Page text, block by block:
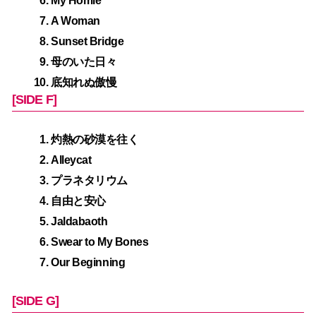
A Woman
Sunset Bridge
母のいた日々
底知れぬ傲慢
[SIDE F]
灼熱の砂漠を往く
Alleycat
プラネタリウム
自由と安心
Jaldabaoth
Swear to My Bones
Our Beginning
[SIDE G]